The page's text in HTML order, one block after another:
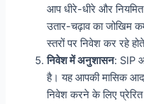
आप धीरे-धीरे और
उतार-चढ़ाव का जोखिम
स्तरों पर निवेश कर रहे
निवेश में अनुशासन: SIP
है। यह आपकी मासिक
निवेश करने के लिए